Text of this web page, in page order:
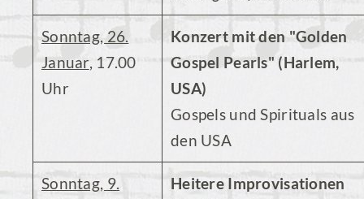
Sonntag, 26.
Januar, 17.00
Uhr
Konzert mit den "Golden
Gospel Pearls" (Harlem,
USA)
Gospels und Spirituals aus
den USA
Sonntag, 9.
Heitere Improvisationen